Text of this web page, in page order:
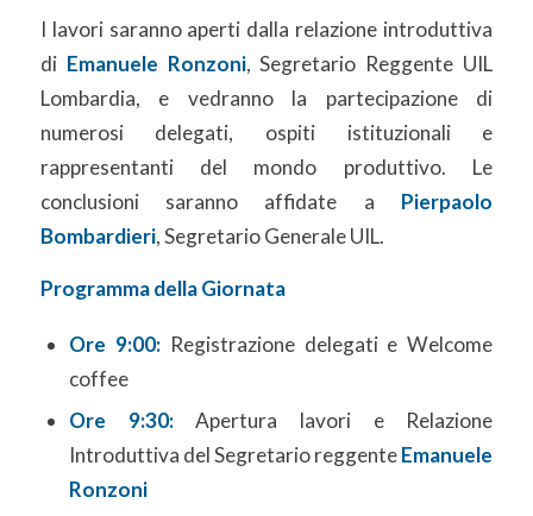
I lavori saranno aperti dalla relazione introduttiva
di Emanuele Ronzoni, Segretario Reggente UIL
Lombardia, e vedranno la partecipazione di
numerosi delegati, ospiti istituzionali e
rappresentanti del mondo produttivo. Le
conclusioni saranno affidate a Pierpaolo
Bombardieri, Segretario Generale UIL.
Programma della Giornata
Ore 9:00:Registrazione delegati e Welcome
coffee
Ore 9:30:Apertura lavori e Relazione
Introduttiva del Segretario reggenteEmanuele
Ronzoni